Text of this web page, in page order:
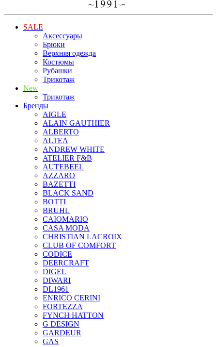
SALE
Аксессуары
Брюки
Верхняя одежда
Костюмы
Рубашки
Трикотаж
New
Трикотаж
Бренды
AIGLE
ALAIN GAUTHIER
ALBERTO
ALTEA
ANDREW WHITE
ATELIER F&B
AUTEBEEL
AZZARO
BAZETTI
BLACK SAND
BOTTI
BRUHL
CAIOMARIO
CASA MODA
CHRISTIAN LACROIX
CLUB OF COMFORT
CODICE
DEERCRAFT
DIGEL
DIWARI
DL1961
ENRICO CERINI
FORTEZZA
FYNCH HATTON
G DESIGN
GARDEUR
GAS